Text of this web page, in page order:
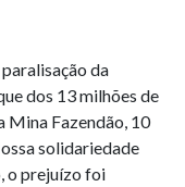
da
dos 13 milhões de
Mina Fazendão, 10
solidariedade
o prejuízo foi